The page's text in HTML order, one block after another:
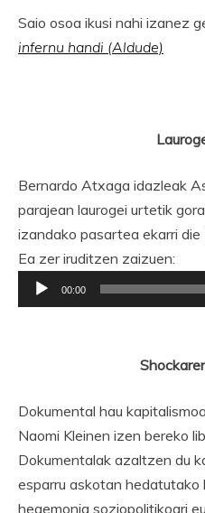
Saio osoa ikusi nahi izanez
infernu handi (Aldude)
Bernardo Atxaga idazleak
parajean laurogei urtetik
izandako pasartea ekarri die
Ea zer iruditzen zaizuen:
Soinu
erreproduzigailua
00:00
Dokumental hau
Naomi Kleinen izen bereko
Dokumentalak azaltzen du
esparru askotan hedatutako
hegemonia soziopolitikoari